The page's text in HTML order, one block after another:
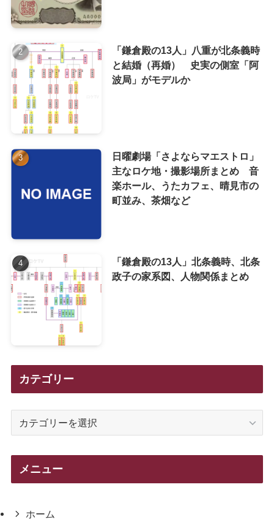
「鎌倉殿の13人」八重が北条義時
と結婚（再婚） 史実の側室「阿
波局」がモデルか
日曜劇場「さよならマエストロ」
主なロケ地・撮影場所まとめ 音
楽ホール、うたカフェ、晴見市の
町並み、茶畑など
「鎌倉殿の13人」北条義時、北条
政子の家系図、人物関係まとめ
カテゴリー
メニュー
ホーム